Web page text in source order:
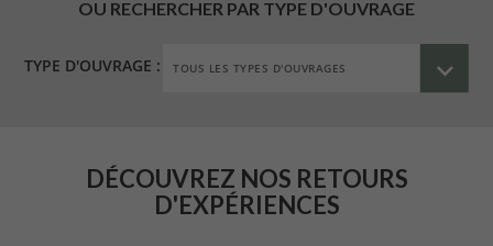
OU RECHERCHER PAR TYPE D'OUVRAGE
TYPE D'OUVRAGE :
DÉCOUVREZ NOS RETOURS
D'EXPÉRIENCES